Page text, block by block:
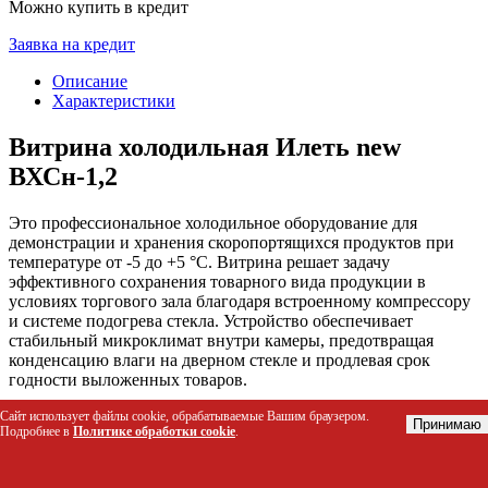
Можно купить в кредит
Заявка на кредит
Описание
Характеристики
Витрина холодильная Илеть new
ВХСн-1,2
Это профессиональное холодильное оборудование для
демонстрации и хранения скоропортящихся продуктов при
температуре от -5 до +5 °C. Витрина решает задачу
эффективного сохранения товарного вида продукции в
условиях торгового зала благодаря встроенному компрессору
и системе подогрева стекла. Устройство обеспечивает
стабильный микроклимат внутри камеры, предотвращая
конденсацию влаги на дверном стекле и продлевая срок
годности выложенных товаров.
Кому подойдет этот товар
Сайт использует файлы cookie, обрабатываемые Вашим браузером.
Подробнее в Политике обработки cookie. Принимаю